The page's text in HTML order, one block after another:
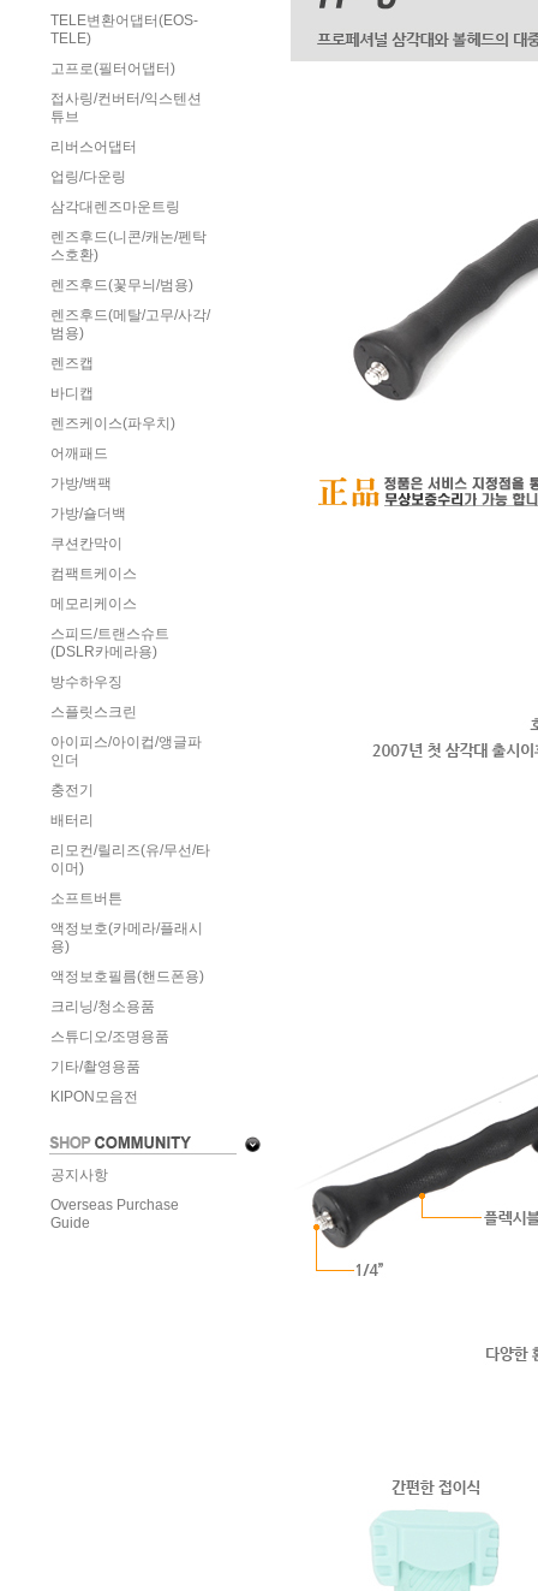
TELE변환어댑터(EOS-
TELE)
고프로(필터어댑터)
접사링/컨버터/익스텐션
튜브
리버스어댑터
업링/다운링
삼각대렌즈마운트링
렌즈후드(니콘/캐논/펜탁
스호환)
렌즈후드(꽃무늬/범용)
렌즈후드(메탈/고무/사각/
범용)
렌즈캡
바디캡
렌즈케이스(파우치)
어깨패드
가방/백팩
가방/숄더백
쿠션칸막이
컴팩트케이스
메모리케이스
스피드/트랜스슈트
(DSLR카메라용)
방수하우징
스플릿스크린
아이피스/아이컵/앵글파
인더
충전기
배터리
리모컨/릴리즈(유/무선/타
이머)
소프트버튼
액정보호(카메라/플래시
용)
액정보호필름(핸드폰용)
크리닝/청소용품
스튜디오/조명용품
기타/촬영용품
KIPON모음전
공지사항
Overseas Purchase
Guide